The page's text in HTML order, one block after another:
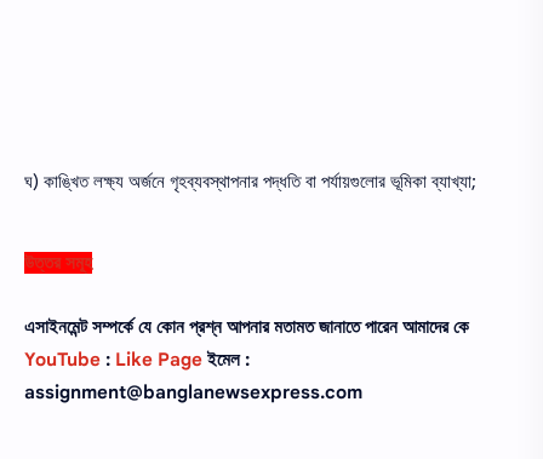
ঘ) কাঙ্খিত লক্ষ্য অর্জনে গৃহব্যবস্থাপনার পদ্ধতি বা পর্যায়গুলাের ভূমিকা ব্যাখ্যা;
উত্তর সমূহ
এসাইনমেন্ট সম্পর্কে যে কোন প্রশ্ন আপনার মতামত জানাতে পারেন আমাদের কে
YouTube : Like Pageইমেল :
assignment@banglanewsexpress.com